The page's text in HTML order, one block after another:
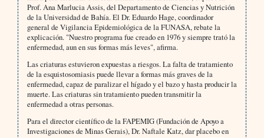
Prof. Ana Marlucia Assis, del Departamento de Ciencias y Nutrición
de la Universidad de Bahía. El Dr. Eduardo Hage, coordinador
general de Vigilancia Epidemiológica de la FUNASA, rebate la
explicación. "Nuestro programa fue creado en 1976 y siempre trató la
enfermedad, aun en sus formas más leves", afirma.
Las criaturas estuvieron expuestas a riesgos. La falta de tratamiento
de la esquistosomiasis puede llevar a formas más graves de la
enfermedad, capaz de paralizar el hígado y el bazo y hasta producir la
muerte. Las criaturas sin tratamiento pueden transmitir la
enfermedad a otras personas.
Para el director científico de la FAPEMIG (Fundación de Apoyo a
Investigaciones de Minas Gerais), Dr. Naftale Katz, dar placebo en